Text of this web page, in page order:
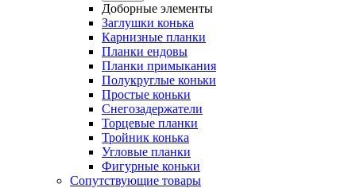
Доборные элементы
Заглушки конька
Карнизные планки
Планки ендовы
Планки примыкания
Полукруглые коньки
Простые коньки
Снегозадержатели
Торцевые планки
Тройник конька
Угловые планки
Фигурные коньки
Сопутствующие товары